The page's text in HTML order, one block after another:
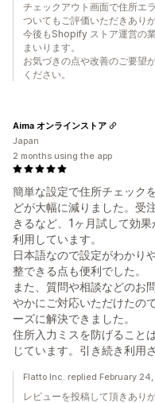
チェックアウト画面で住所エ
ついてもご評価いただきあり
今後もShopify ストア運営の
まいります。
お気づきの点や改善のご要望
ください。
簡単な設定で住所チェック
どが大幅に減りました。受
きるなど、1ヶ月試して効
利用しています。
日本語なので設定がわかり
整できる点も便利でした。
また、質問や相談などのお
やかにご対応いただけたの
ーズに解決できました。
住所入力ミスを防げること
じています。引き続き利用
Aima オンラインストア
Japan
2 months using the app
Flatto Inc. replied February
レビューを投稿して頂きあり